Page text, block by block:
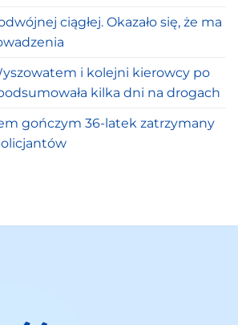
ciągłej. Okazało się, że ma
i kolejni kierowcy po
kilka dni na drogach
gończym 36-latek zatrzymany